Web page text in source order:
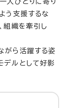
人ひとりに寄り
う支援するな
組織を牽引し
がら活躍する姿
デルとして好影